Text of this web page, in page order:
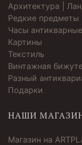
Архитектура |
Редкие предметы
Часы антикварные
Картины
Текстиль
Винтажная
Разный
Подарки
НАШИ
Магазин на